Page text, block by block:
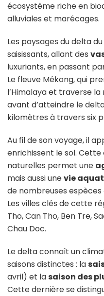
écosystème riche en
alluviales et marécages.
Les paysages du delta
saisissants, allant des
luxuriants, en passant
Le fleuve Mékong, qui
l’Himalaya et traverse
avant d’atteindre le
kilomètres à travers six
Au fil de son voyage, il
enrichissent le sol.
naturelles permet une
mais aussi unevie
de nombreuses espèces
Les villes clés de cette
Tho, Can Tho, Ben Tre,
Chau Doc.
Le delta connaît un
saisons distinctes : la
avril) et lasaison des
Cette dernière se